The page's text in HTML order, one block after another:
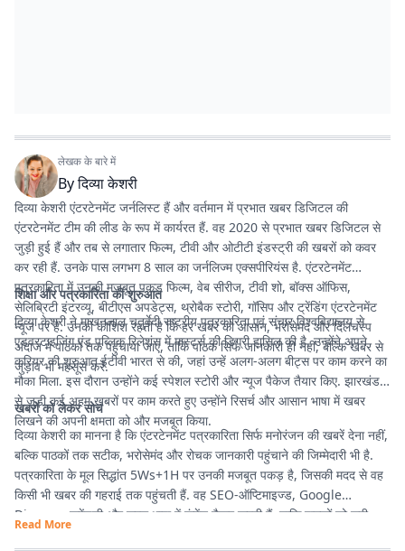
लेखक के बारे में
Byदिव्या केशरी
दिव्या केशरी एंटरटेनमेंट जर्नलिस्ट हैं और वर्तमान में प्रभात खबर डिजिटल की
एंटरटेनमेंट टीम की लीड के रूप में कार्यरत हैं. वह 2020 से प्रभात खबर डिजिटल से
जुड़ी हुई हैं और तब से लगातार फिल्म, टीवी और ओटीटी इंडस्ट्री की खबरों को कवर
कर रही हैं. उनके पास लगभग 8 साल का जर्नलिज्म एक्सपीरियंस है. एंटरटेनमेंट
पत्रकारिता में उनकी मजबूत पकड़ फिल्म, वेब सीरीज, टीवी शो, बॉक्स ऑफिस,
सेलिब्रिटी इंटरव्यू, बीटीएस अपडेट्स, थ्रोबैक स्टोरी, गॉसिप और ट्रेंडिंग एंटरटेनमेंट
न्यूज पर है. उनकी कोशिश रहती है कि हर खबर को आसान, भरोसेमंद और दिलचस्प
अंदाज में पाठकों तक पहुंचाया जाए, ताकि पाठक सिर्फ जानकारी ही नहीं, बल्कि खबर से
जुड़ाव भी महसूस करें.
शिक्षा और पत्रकारिता की शुरुआत
दिव्या केशरी ने माखनलाल चतुर्वेदी राष्ट्रीय पत्रकारिता एवं संचार विश्वविद्यालय से
एडवरटाइजिंग एंड पब्लिक रिलेशंस में मास्टर्स की डिग्री हासिल की है. उन्होंने अपने
करियर की शुरुआत ईटीवी भारत से की, जहां उन्हें अलग-अलग बीट्स पर काम करने का
मौका मिला. इस दौरान उन्होंने कई स्पेशल स्टोरी और न्यूज पैकेज तैयार किए. झारखंड
से जुड़ी कई अहम खबरों पर काम करते हुए उन्होंने रिसर्च और आसान भाषा में खबर
लिखने की अपनी क्षमता को और मजबूत किया.
खबरों को लेकर सोच
दिव्या केशरी का मानना है कि एंटरटेनमेंट पत्रकारिता सिर्फ मनोरंजन की खबरें देना नहीं,
बल्कि पाठकों तक सटीक, भरोसेमंद और रोचक जानकारी पहुंचाने की जिम्मेदारी भी है.
पत्रकारिता के मूल सिद्धांत 5Ws+1H पर उनकी मजबूत पकड़ है, जिसकी मदद से वह
किसी भी खबर की गहराई तक पहुंचती हैं. वह SEO-ऑप्टिमाइज्ड, Google
Discover फ्रेंडली और सरल भाषा में कंटेंट तैयार करती हैं, ताकि पाठकों को सही
जानकारी आसानी से मिले और उनका पढ़ने का अनुभव बेहतर हो.
Read More